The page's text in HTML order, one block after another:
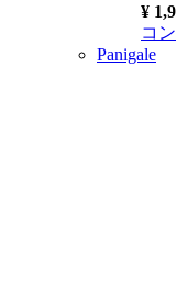
¥
コ
Panigale